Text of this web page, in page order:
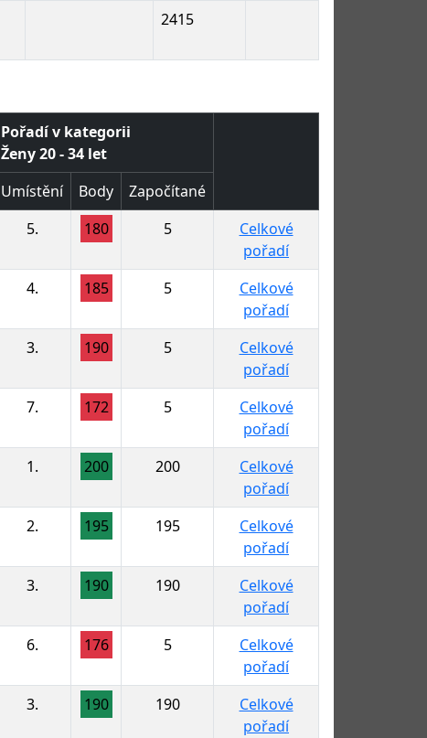
2415
Pořadí v kategorii
Ženy 20 - 34 let
Umístění Body
Započítané
5. 180 5
Celkové
pořadí
4. 185 5
Celkové
pořadí
3. 190 5
Celkové
pořadí
7. 172 5
Celkové
pořadí
1. 200 200
Celkové
pořadí
2. 195 195
Celkové
pořadí
3. 190 190
Celkové
pořadí
6. 176 5
Celkové
pořadí
3. 190 190
Celkové
pořadí